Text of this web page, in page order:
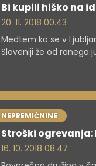
Bi kupili hiško na
20. 11. 2018 00.43
Medtem ko se v
Sloveniji že od ranega
Goriške regije.
NEPREMIČNINE
Stroški ogrevanja:
16. 10. 2018 08.47